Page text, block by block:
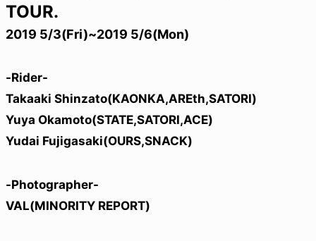
TOUR.
2019 5/3(Fri)~2019 5/6(Mon)
-Rider-
Takaaki Shinzato(KAONKA,AREth,SATORI)
Yuya Okamoto(STATE,SATORI,ACE)
Yudai Fujigasaki(OURS,SNACK)
-Photographer-
VAL(MINORITY REPORT)